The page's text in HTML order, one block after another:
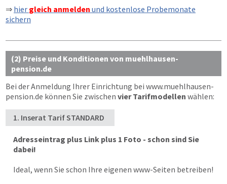
⇒ hier gleich anmelden und kostenlose Probemonate
sichern
(2) Preise und Konditionen von muehlhausen-
pension.de
Bei der Anmeldung Ihrer Einrichtung bei www.muehlhausen-
pension.de können Sie zwischen vier Tarifmodellen wählen:
1. Inserat Tarif STANDARD
Adresseintrag plus Link plus 1 Foto - schon sind Sie
dabei!
Ideal, wenn Sie schon Ihre eigenen www-Seiten betreiben!